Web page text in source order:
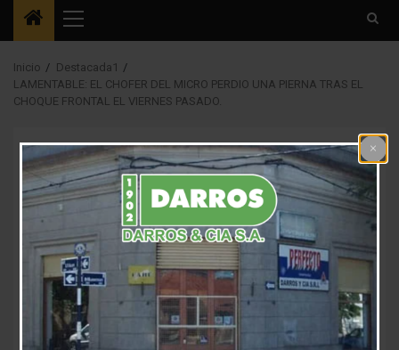
Menú
principal
Inicio
Destacada1
LAMENTABLE: EL CHOFER DEL MICRO PERDIO UNA PIERNA TRAS EL
CHOQUE FRONTAL EL VIERNES PASADO.
Destacada1
LAMENTABLE: EL
CHOFER DEL MICRO
PERDIO UNA PIERNA
TRAS EL CHOQUE
FRONTAL EL VIERNES